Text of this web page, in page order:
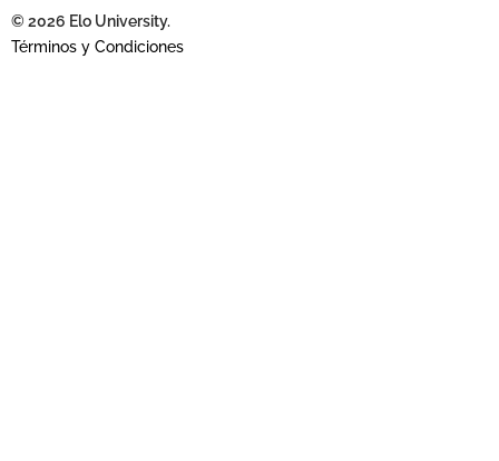
© 2026 Elo University.
Términos y Condiciones